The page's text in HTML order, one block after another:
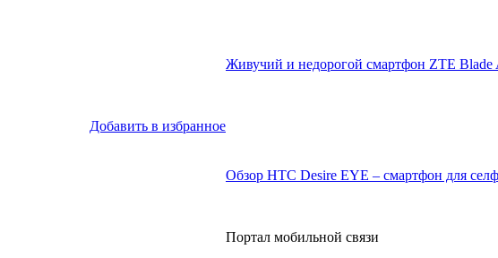
Добавить в избранное
Живучий и недорогой смартфон ZTE Blade
Обзор HTC Desire EYE – смартфон для
Портал мобильной связи